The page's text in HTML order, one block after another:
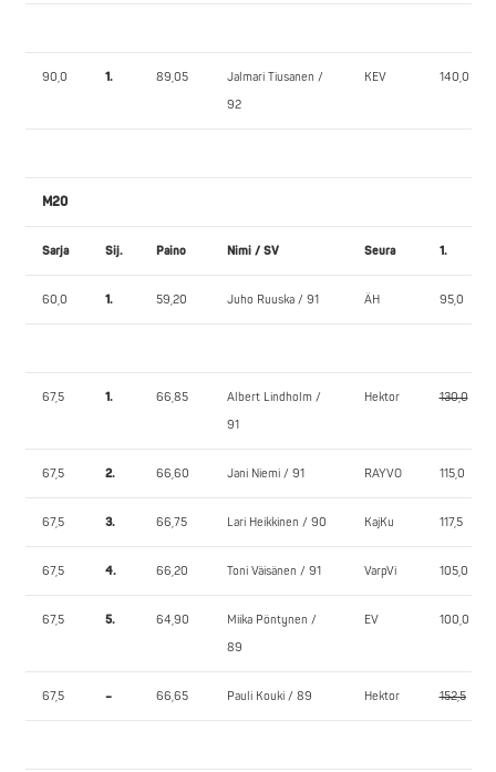
90,0 1. 89,05
Jalmari Tiusanen /
92
KEV 140,0
M20
Sarja Sij. Paino Nimi / SV Seura 1.
60,0 1. 59,20 Juho Ruuska / 91 ÄH 95,0
67,5 1. 66,85
Albert Lindholm /
91
Hektor 130,0
67,5 2. 66,60 Jani Niemi / 91 RAYVO 115,0
67,5 3. 66,75 Lari Heikkinen / 90 KajKu 117,5
67,5 4. 66,20 Toni Väisänen / 91 VarpVi 105,0
67,5 5. 64,90
Miika Pöntynen /
89
EV 100,0
67,5 – 66,65 Pauli Kouki / 89 Hektor 152,5